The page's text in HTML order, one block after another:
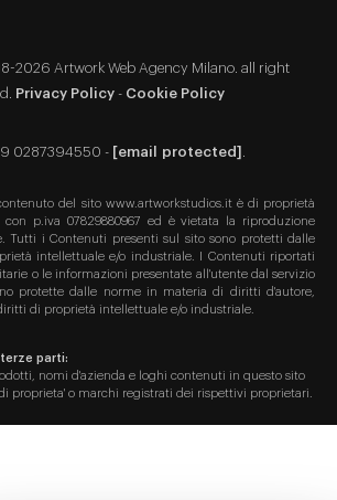
2026 Artwork Web Agency Milano. all right
Privacy Policy - Cookie Policy
0287394550 - [email protected]
del sito www.artworkstudios.it è di proprietà
p.iva 07829880967 ed è vietata la riproduzione
Tutti i Contenuti presenti sul sito sono protetti dalle
intellettuale e/o industriale. I Contenuti riportati
o le informazioni presentate all'utente dal servizio
protette dalle norme in materia di diritti d'autore,
di proprietà intellettuale e/o industriale.
parti:
nomi d'azienda e loghi contenuti in questo sito
proprieta' o marchi registrati dei rispettivi proprietari.